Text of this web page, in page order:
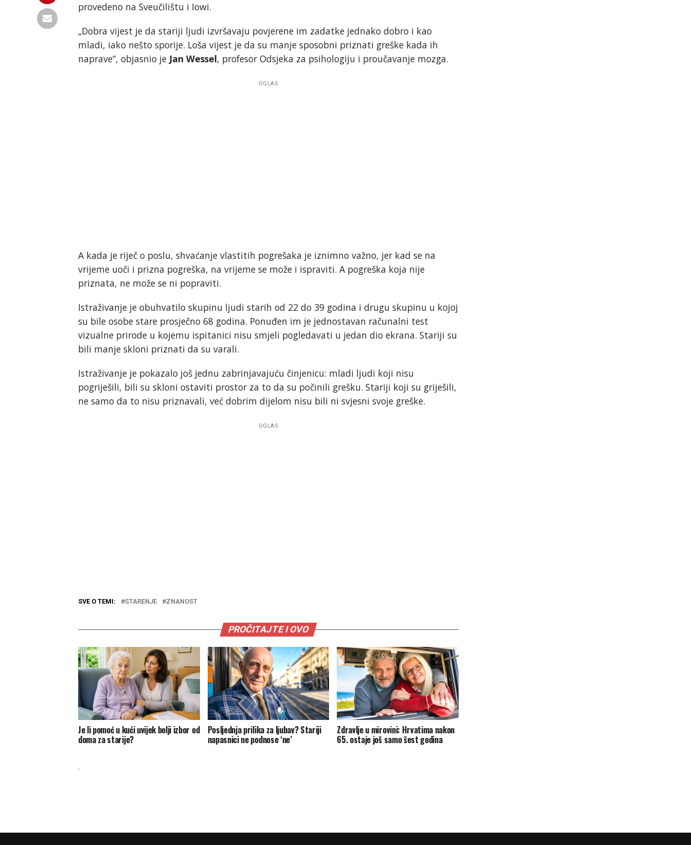
provedeno na Sveučilištu i Iowi.
„Dobra vijest je da stariji ljudi izvršavaju povjerene im zadatke jednako dobro i kao
mladi, iako nešto sporije. Loša vijest je da su manje sposobni priznati greške kada ih
naprave“, objasnio je Jan Wessel, profesor Odsjeka za psihologiju i proučavanje mozga.
OGLAS
A kada je riječ o poslu, shvaćanje vlastitih pogrešaka je iznimno važno, jer kad se na
vrijeme uoči i prizna pogreška, na vrijeme se može i ispraviti. A pogreška koja nije
priznata, ne može se ni popraviti.
Istraživanje je obuhvatilo skupinu ljudi starih od 22 do 39 godina i drugu skupinu u kojoj
su bile osobe stare prosječno 68 godina. Ponuđen im je jednostavan računalni test
vizualne prirode u kojemu ispitanici nisu smjeli pogledavati u jedan dio ekrana. Stariji su
bili manje skloni priznati da su varali.
Istraživanje je pokazalo još jednu zabrinjavajuću činjenicu: mladi ljudi koji nisu
pogriješili, bili su skloni ostaviti prostor za to da su počinili grešku. Stariji koji su griješili,
ne samo da to nisu priznavali, već dobrim dijelom nisu bili ni svjesni svoje greške.
OGLAS
SVE O TEMI: STARENJE ZNANOST
PROČITAJTE I OVO
Je li pomoć u kući uvijek bolji izbor od
doma za starije?
Posljednja prilika za ljubav? Stariji
napasnici ne podnose ‘ne’
Zdravlje u mirovini: Hrvatima nakon
65. ostaje još samo šest godina
.